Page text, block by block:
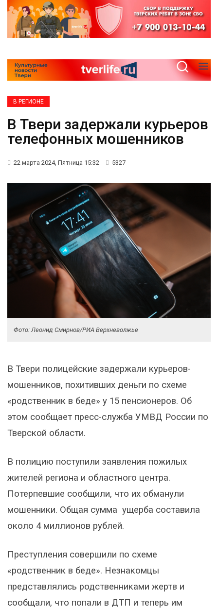
В РЕГИОНЕ
В Твери задержали курьеров
телефонных мошенников
22 марта 2024, Пятница 15:32 5327
Фото: Леонид Смирнов/РИА Верхневолжье
В Твери полицейские задержали курьеров-
мошенников, похитивших деньги по схеме
«родственник в беде» у 15 пенсионеров. Об
этом сообщает пресс-служба УМВД России по
Тверской области.
В полицию поступили заявления пожилых
жителей региона и областного центра.
Потерпевшие сообщили, что их обманули
мошенники. Общая сумма ущерба составила
около 4 миллионов рублей.
Преступления совершили по схеме
«родственник в беде». Незнакомцы
представлялись родственниками жертв и
сообщали, что попали в ДТП и теперь им